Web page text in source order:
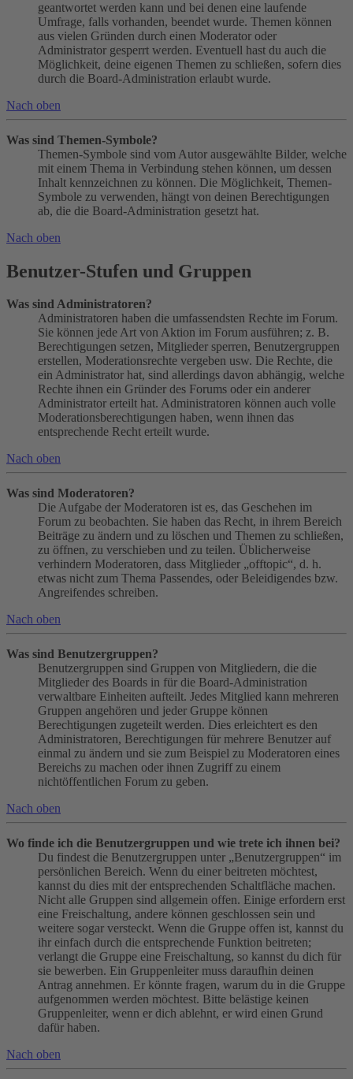
geantwortet werden kann und bei denen eine laufende
Umfrage, falls vorhanden, beendet wurde. Themen können
aus vielen Gründen durch einen Moderator oder
Administrator gesperrt werden. Eventuell hast du auch die
Möglichkeit, deine eigenen Themen zu schließen, sofern dies
durch die Board-Administration erlaubt wurde.
Nach oben
Was sind Themen-Symbole?
Themen-Symbole sind vom Autor ausgewählte Bilder, welche
mit einem Thema in Verbindung stehen können, um dessen
Inhalt kennzeichnen zu können. Die Möglichkeit, Themen-
Symbole zu verwenden, hängt von deinen Berechtigungen
ab, die die Board-Administration gesetzt hat.
Nach oben
Benutzer-Stufen und Gruppen
Was sind Administratoren?
Administratoren haben die umfassendsten Rechte im Forum.
Sie können jede Art von Aktion im Forum ausführen; z. B.
Berechtigungen setzen, Mitglieder sperren, Benutzergruppen
erstellen, Moderationsrechte vergeben usw. Die Rechte, die
ein Administrator hat, sind allerdings davon abhängig, welche
Rechte ihnen ein Gründer des Forums oder ein anderer
Administrator erteilt hat. Administratoren können auch volle
Moderationsberechtigungen haben, wenn ihnen das
entsprechende Recht erteilt wurde.
Nach oben
Was sind Moderatoren?
Die Aufgabe der Moderatoren ist es, das Geschehen im
Forum zu beobachten. Sie haben das Recht, in ihrem Bereich
Beiträge zu ändern und zu löschen und Themen zu schließen,
zu öffnen, zu verschieben und zu teilen. Üblicherweise
verhindern Moderatoren, dass Mitglieder „offtopic“, d. h.
etwas nicht zum Thema Passendes, oder Beleidigendes bzw.
Angreifendes schreiben.
Nach oben
Was sind Benutzergruppen?
Benutzergruppen sind Gruppen von Mitgliedern, die die
Mitglieder des Boards in für die Board-Administration
verwaltbare Einheiten aufteilt. Jedes Mitglied kann mehreren
Gruppen angehören und jeder Gruppe können
Berechtigungen zugeteilt werden. Dies erleichtert es den
Administratoren, Berechtigungen für mehrere Benutzer auf
einmal zu ändern und sie zum Beispiel zu Moderatoren eines
Bereichs zu machen oder ihnen Zugriff zu einem
nichtöffentlichen Forum zu geben.
Nach oben
Wo finde ich die Benutzergruppen und wie trete ich ihnen bei?
Du findest die Benutzergruppen unter „Benutzergruppen“ im
persönlichen Bereich. Wenn du einer beitreten möchtest,
kannst du dies mit der entsprechenden Schaltfläche machen.
Nicht alle Gruppen sind allgemein offen. Einige erfordern erst
eine Freischaltung, andere können geschlossen sein und
weitere sogar versteckt. Wenn die Gruppe offen ist, kannst du
ihr einfach durch die entsprechende Funktion beitreten;
verlangt die Gruppe eine Freischaltung, so kannst du dich für
sie bewerben. Ein Gruppenleiter muss daraufhin deinen
Antrag annehmen. Er könnte fragen, warum du in die Gruppe
aufgenommen werden möchtest. Bitte belästige keinen
Gruppenleiter, wenn er dich ablehnt, er wird einen Grund
dafür haben.
Nach oben